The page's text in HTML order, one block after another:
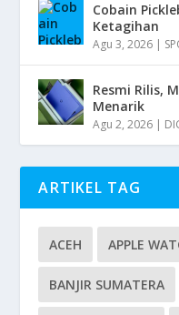
Cobain
Ketagihan
Agu 3, 2026 |
Resmi Rilis,
Menarik
Agu 2, 2026 |
ARTIKEL TAG
ACEH APPLE
BANJIR SUMATERA